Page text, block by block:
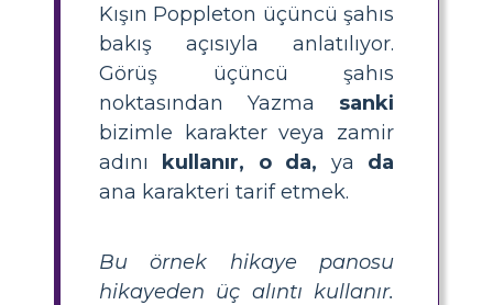
Kışın Poppleton üçüncü şahıs
bakış açısıyla anlatılıyor.
Görüş üçüncü şahıs
noktasından Yazma sanki
bizimle karakter veya zamir
adını
kullanır, o da, ya da
ana karakteri tarif etmek.
Bu örnek hikaye panosu
hikayeden üç alıntı kullanır.